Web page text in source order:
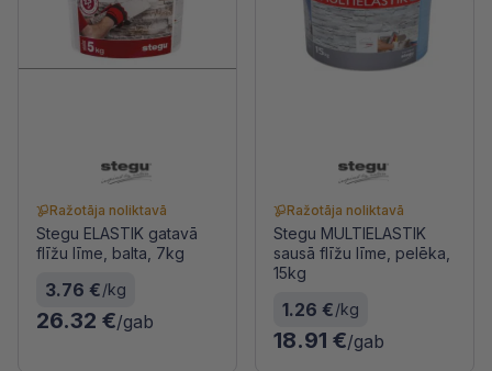
Ražotāja noliktavā
Stegu ELASTIK gatavā
flīžu līme, balta, 7kg
3.76 €/kg
26.32 €/gab
Ražotāja noliktavā
Stegu MULTIELASTIK
sausā flīžu līme, pelēka,
15kg
1.26 €/kg
18.91 €/gab